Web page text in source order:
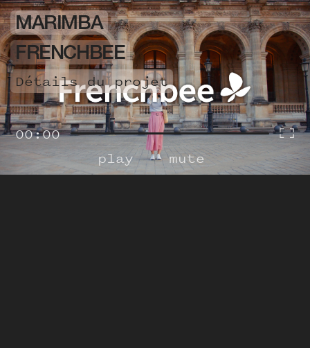
MARIMBA
FRENCHBEE
détails du projet
play mute
00:00